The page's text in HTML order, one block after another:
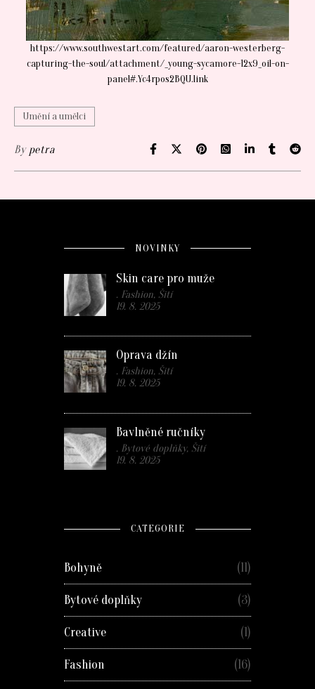
https://www.southwestart.com/featured/aaron-westerberg-
capturing-the-soul/attachment/_young-sycamore-12x9_oil-on-
panel#.Yc4rpos2BQU.link
Umění a umělci
By petra
NOVINKY
Skin care pro muže
. Fashion, Šití
19. 8. 2025
Oprava džín
. Fashion, Šití
19. 8. 2025
Bavlněné ručníky
. Bytové doplňky, Šití
19. 8. 2025
CATEGORIE
Bohyně (11)
Bytové doplňky (3)
Creative (1)
Fashion (16)